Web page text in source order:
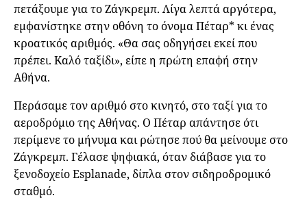
πετάξουμε για το Ζάγκρεμπ. Λίγα λεπτά αργότερα,
εμφανίστηκε στην οθόνη το όνομα Πέταρ* κι ένας
κροατικός αριθμός. «Θα σας οδηγήσει εκεί που
πρέπει. Καλό ταξίδι», είπε η πρώτη επαφή στην
Αθήνα.
Περάσαμε τον αριθμό στο κινητό, στο ταξί για το
αεροδρόμιο της Αθήνας. Ο Πέταρ απάντησε ότι
περίμενε το μήνυμα και ρώτησε πού θα μείνουμε στο
Ζάγκρεμπ. Γέλασε ψηφιακά, όταν διάβασε για το
ξενοδοχείο Esplanade, δίπλα στον σιδηροδρομικό
σταθμό.